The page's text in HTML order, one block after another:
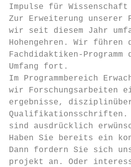
Impulse für
Zur Erwei­terung unserer
wir seit diesem Jahr
Hohengehren. Wir führen
Fachdidaktiken-
Umfang fort.
Im Programmbereich
wir Forschungsarbeiten
ergebnisse,
Qualifikationsschriften.
sind ausdrücklich
Haben Sie bereits ein
Dann fordern Sie sich
projekt an. Oder